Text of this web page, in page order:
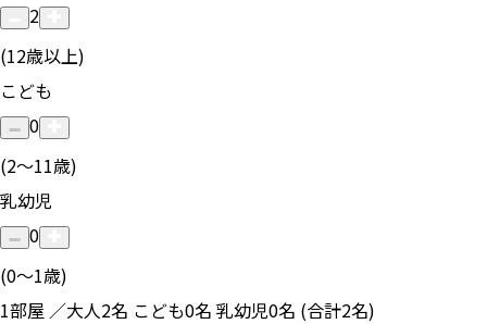
2
(12歳以上)
こども
0
(2〜11歳)
乳幼児
0
(0〜1歳)
1部屋 ／大人2名 こども0名 乳幼児0名 (合計2名)